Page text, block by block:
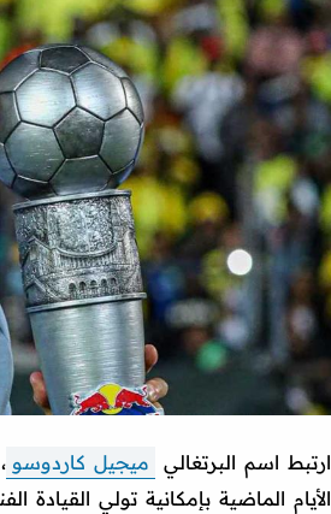
ارتبط اسم البرتغالي ميجيل كاردوسو
الأيام الماضية بإمكانية تولي